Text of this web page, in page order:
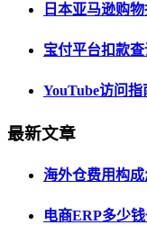
日本亚马逊购
宝付平台扣款
YouTube访问
最新文章
海外仓费用构
电商ERP多少